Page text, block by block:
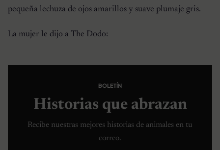
pequeña lechuza de ojos amarillos y suave plumaje gris.
La mujer le dijo a The Dodo:
BOLETÍN
Historias que abrazan
Recibe nuestras mejores historias de animales en tu
correo.